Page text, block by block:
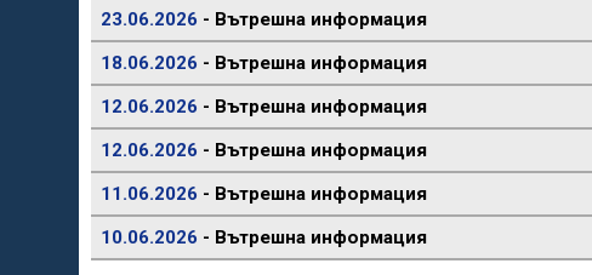
23.06.2026 - Вътрешна информация
18.06.2026 - Вътрешна информация
12.06.2026 - Вътрешна информация
12.06.2026 - Вътрешна информация
11.06.2026 - Вътрешна информация
10.06.2026 - Вътрешна информация